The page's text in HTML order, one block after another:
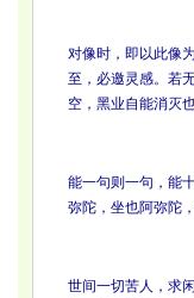
对像时，即以此像
至，必邀灵感。若
空，黑业自能消灭
能一句则一句，能
弥陀，坐也阿弥陀
世间一切苦人，求